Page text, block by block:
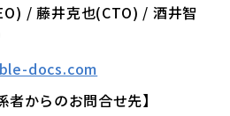
/ 藤井克也(CTO) / 酒井智
docs.com
者からのお問合せ先】